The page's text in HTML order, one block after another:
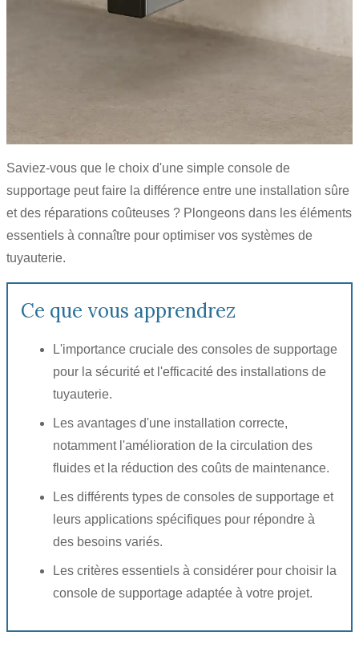
Saviez-vous que le choix d'une simple console de
supportage peut faire la différence entre une installation sûre
et des réparations coûteuses ? Plongeons dans les éléments
essentiels à connaître pour optimiser vos systèmes de
tuyauterie.
Ce que vous apprendrez
L'importance cruciale des consoles de supportage
pour la sécurité et l'efficacité des installations de
tuyauterie.
Les avantages d'une installation correcte,
notamment l'amélioration de la circulation des
fluides et la réduction des coûts de maintenance.
Les différents types de consoles de supportage et
leurs applications spécifiques pour répondre à
des besoins variés.
Les critères essentiels à considérer pour choisir la
console de supportage adaptée à votre projet.